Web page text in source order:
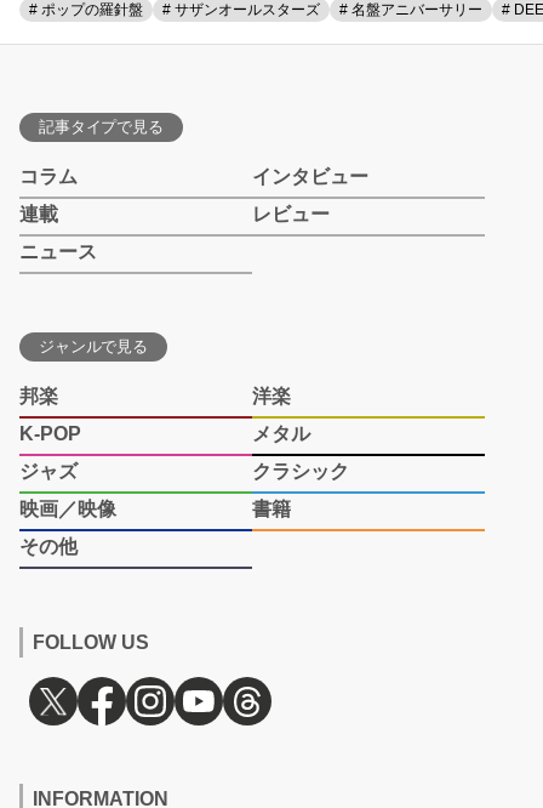
# ポップの羅針盤 # サザンオールスターズ # 名盤アニバーサリー #
記事タイプで見る
コラム
インタビュー
連載
レビュー
ニュース
ジャンルで見る
邦楽
洋楽
K-POP
メタル
ジャズ
クラシック
映画／映像
書籍
その他
FOLLOW US
INFORMATION